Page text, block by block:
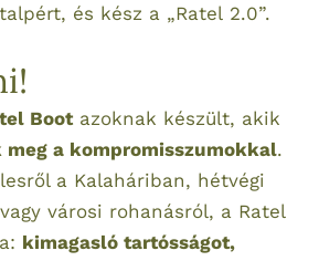
és kész a „Ratel 2.0”.
Bootazoknak készült, akik
meg a kompromisszumokkal.
a Kalaháriban, hétvégi
városi rohanásról, a Ratel
kimagasló tartósságot,